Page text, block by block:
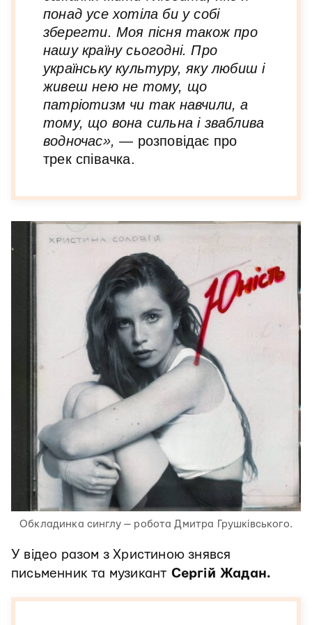
понад усе хотіла би у собі
зберегти. Моя пісня також про
нашу країну сьогодні. Про
українську культуру, яку любиш і
живеш нею не тому, що
патріотизм чи так навчили, а
тому, що вона сильна і зваблива
водночас», — розповідає про
трек співачка.
Обкладинка синглу — робота Дмитра Грушківського.
У відео разом з Христиною знявся
письменник та музикант Сергій Жадан.